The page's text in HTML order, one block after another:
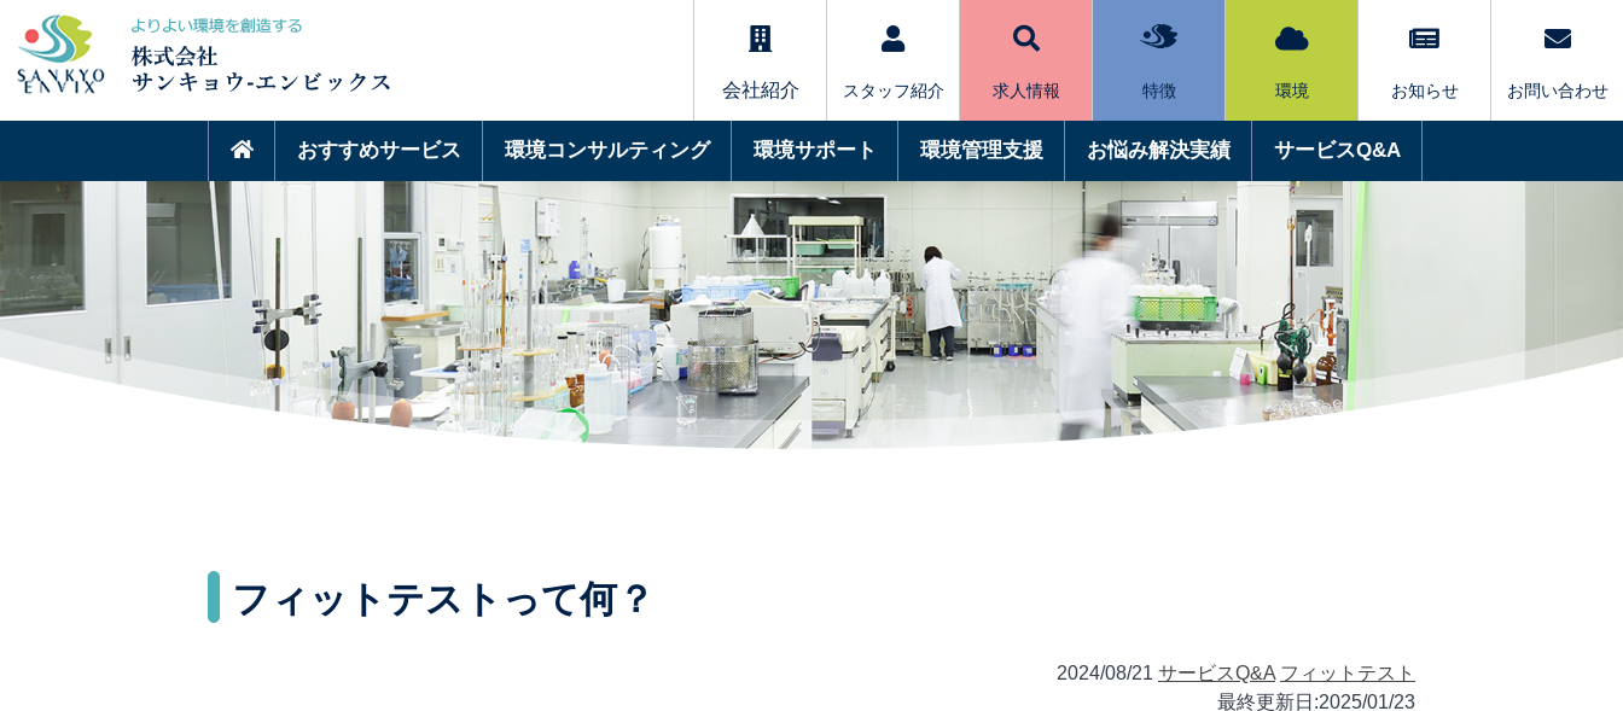
お問い合わせ
お知らせ
環境
特徴
求人情報
スタッフ紹介
会社紹介
おすすめサービス 環境コンサルティング 環境サポート 環境管理支援 お悩み解決実績 サービスQ&A
フィットテストって何？
2024/08/21 サービスQ&A フィットテスト
最終更新日:2025/01/23